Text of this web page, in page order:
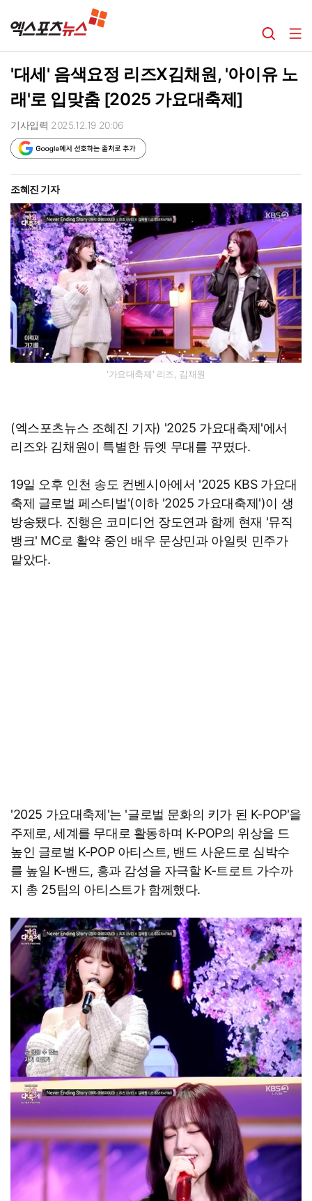
'대세' 음색요정 리즈X김채원, '아이유 노
래'로 입맞춤 [2025 가요대축제]
기사입력 2025.12.19 20:06
조혜진 기자
'가요대축제' 리즈, 김채원
(엑스포츠뉴스 조혜진 기자) '2025 가요대축제'에서
리즈와 김채원이 특별한 듀엣 무대를 꾸몄다.
19일 오후 인천 송도 컨벤시아에서 '2025 KBS 가요대
축제 글로벌 페스티벌'(이하 '2025 가요대축제')이 생
방송됐다. 진행은 코미디언 장도연과 함께 현재 '뮤직
뱅크' MC로 활약 중인 배우 문상민과 아일릿 민주가
맡았다.
'2025 가요대축제'는 '글로벌 문화의 키가 된 K-POP'을
주제로, 세계를 무대로 활동하며 K-POP의 위상을 드
높인 글로벌 K-POP 아티스트, 밴드 사운드로 심박수
를 높일 K-밴드, 흥과 감성을 자극할 K-트로트 가수까
지 총 25팀의 아티스트가 함께했다.